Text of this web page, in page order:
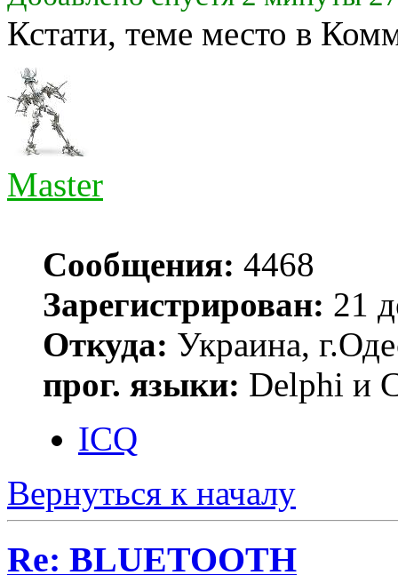
Кстати, теме место в
Master
Сообщения: 4468
Зарегистрирован: 21
Откуда: Украина,
прог. языки: Delphi и
ICQ
Вернуться к началу
Re: BLUETOOTH